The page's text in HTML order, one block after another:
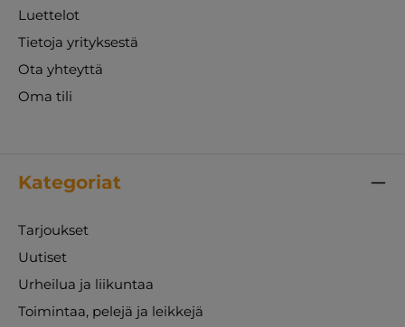
Luettelot
Tietoja yrityksestä
Ota yhteyttä
Oma tili
Kategoriat
Tarjoukset
Uutiset
Urheilua ja liikuntaa
Toimintaa, pelejä ja leikkejä